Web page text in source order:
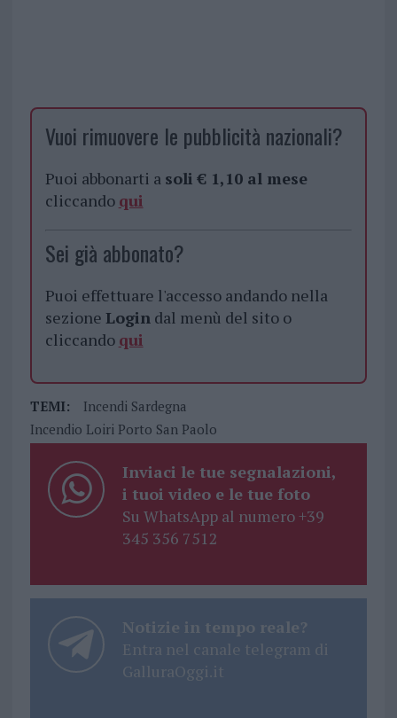
Vuoi rimuovere le pubblicità nazionali?
Puoi abbonarti a soli € 1,10 al mese
cliccando qui
Sei già abbonato?
Puoi effettuare l'accesso andando nella
sezione Login dal menù del sito o
cliccando qui
TEMI:
Incendi Sardegna
Incendio Loiri Porto San Paolo
Inviaci le tue segnalazioni,
i tuoi video e le tue foto
Su WhatsApp al numero +39
345 356 7512
Notizie in tempo reale?
Entra nel canale telegram di
GalluraOggi.it